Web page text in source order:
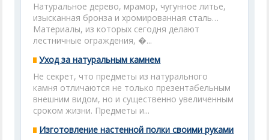
Натуральное дерево, мрамор, чугунное литье,
изысканная бронза и хромированная сталь…
Материалы, из которых сегодня делают
лестничные ограждения, �...
Уход за натуральным камнем
Не секрет, что предметы из натурального
камня отличаются не только презентабельным
внешним видом, но и существенно увеличенным
сроком жизни. Предметы и...
Изготовление настенной полки своими руками